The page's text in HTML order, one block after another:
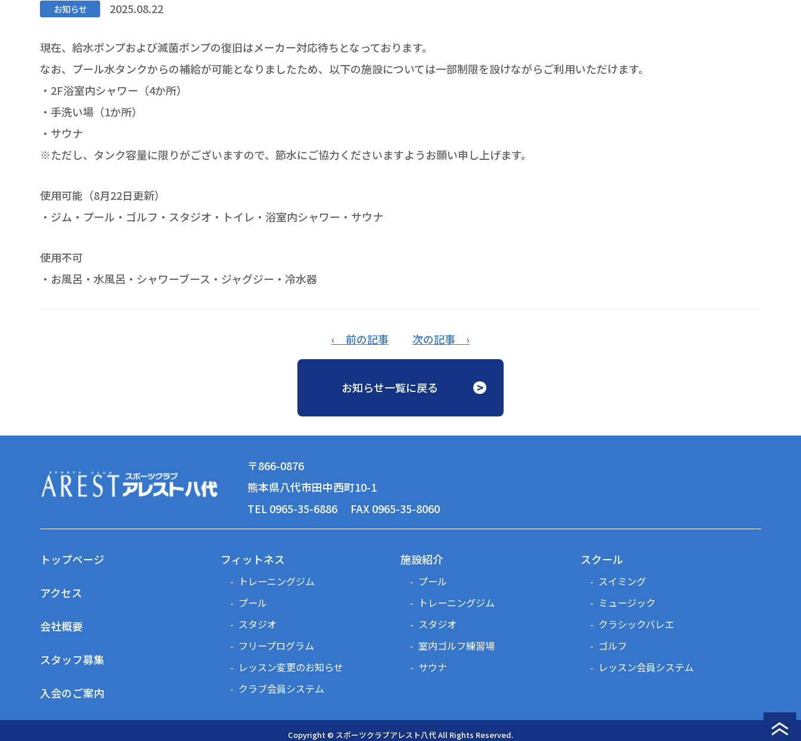
お知らせ 2025.08.22
現在、給水ポンプおよび滅菌ポンプの復旧はメーカー対応待ちとなっております。
なお、プール水タンクからの補給が可能となりましたため、以下の施設については一部制限を設けながらご利用いただけます。
・2F浴室内シャワー（4か所）
・手洗い場（1か所）
・サウナ
※ただし、タンク容量に限りがございますので、節水にご協力くださいますようお願い申し上げます。
使用可能（8月22日更新）
・ジム・プール・ゴルフ・スタジオ・トイレ・浴室内シャワー・サウナ
使用不可
・お風呂・水風呂・シャワーブース・ジャグジー・冷水器
‹ 前の記事 次の記事 ›
お知らせ一覧に戻る
〒866-0876
熊本県八代市田中西町10-1
TEL 0965-35-6886
FAX 0965-35-8060
トップページ フィットネス
トレーニングジム
プール
スタジオ
フリープログラム
レッスン変更のお知らせ
クラブ会員システム
スクール
スイミング
ミュージック
クラシックバレエ
ゴルフ
レッスン会員システム
施設紹介
プール
トレーニングジム
スタジオ
室内ゴルフ練習場
サウナ
アクセス
会社概要
入会のご案内
スタッフ募集
Copyright © スポーツクラブアレスト八代 All Rights Reserved.